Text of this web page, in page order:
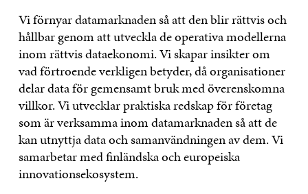
Vi förnyar datamarknaden så att den blir rättvis och
hållbar genom att utveckla de operativa modellerna
inom rättvis dataekonomi. Vi skapar insikter om
vad förtroende verkligen betyder, då organisationer
delar data för gemensamt bruk med överenskomna
villkor. Vi utvecklar praktiska redskap för företag
som är verksamma inom datamarknaden så att de
kan utnyttja data och samanvändningen av dem. Vi
samarbetar med finländska och europeiska
innovationsekosystem.